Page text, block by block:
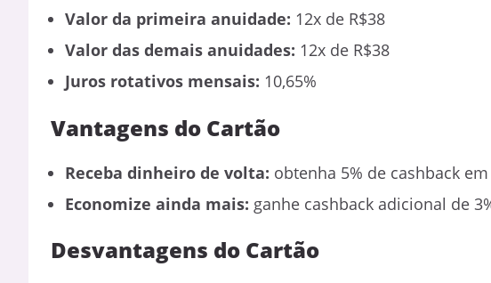
Valor da primeira anuidade: 12x de R$38
Valor das demais anuidades: 12x de R$38
Juros rotativos mensais: 10,65%
Vantagens do Cartão
Receba dinheiro de volta: obtenha 5% de cashback
Economize ainda mais: ganhe cashback adicional de
Desvantagens do Cartão